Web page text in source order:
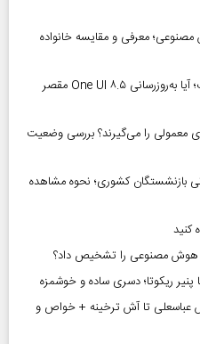
معرفی و مقایسه خانواده
بحران باتری در گوشی‌های سامسونگ؛ آیا به‌روزرسانی One UI ۸.۵ مقصر
معمولی را می‌گیرند؟ بررسی وضعیت
۷۵ میلیون تومانی بازنشستگان کشوری؛ نحوه مشاهده
هوش مصنوعی را تشخیص داد؟
ریکوتا؛ دسری ساده و خوشمزه
عباسعلی تا آش ترخینه + خواص و